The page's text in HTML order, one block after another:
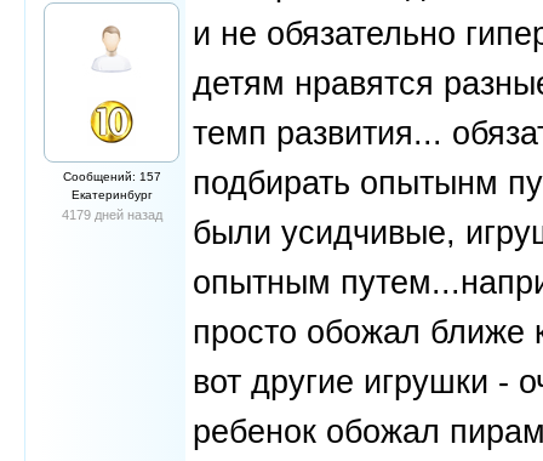
Сообщений: 157
Екатеринбург
4179 дней назад
и не обязательно
детям нравятся
темп развития...
подбирать опытынм
были усидчивые,
опытным
просто обожал ближе
вот другие игрушки -
ребенок обожал